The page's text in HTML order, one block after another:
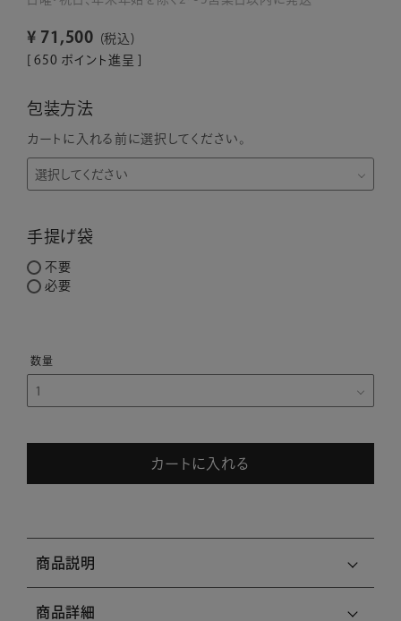
¥ 71,500
税込
650 ポイント進呈 ]
包装方法
カートに入れる前に選択してください。
手提げ袋
不要
必要
カートに入れる
商品説明
商品詳細